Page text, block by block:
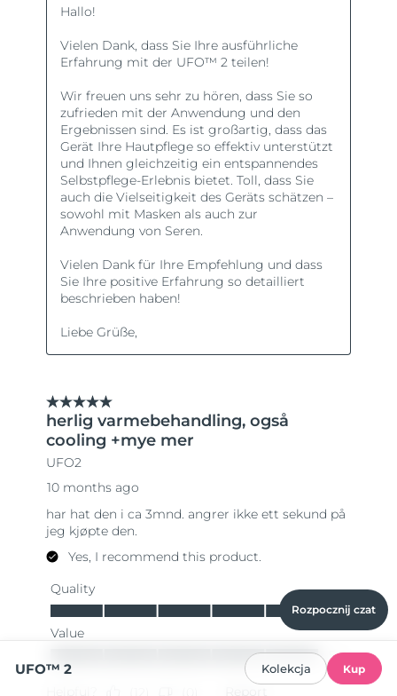
Rozpocznij czat
UFO™ 2 Kolekcja Kup